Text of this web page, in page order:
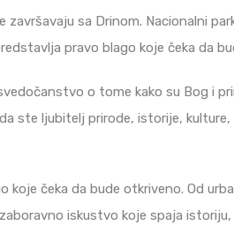
sa Drinom. Nacionalni
pravo blago koje čeka da
o tome kako su Bog i
ste ljubitelj prirode, istorije,
koje čeka da bude otkriveno. Od
iskustvo koje spaja